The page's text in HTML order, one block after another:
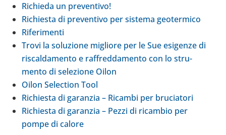
Richieda un pre­ven­tivo!
Richie­sta di pre­ven­tivo per sistema geo­ter­mico
Rife­ri­menti
Trovi la solu­zione migliore per le Sue esi­genze di
riscal­da­mento e raf­fred­da­mento con lo stru­
mento di sele­zione Oilon
Oilon Selec­tion Tool
Richie­sta di garan­zia – Ricambi per bru­cia­tori
Richie­sta di garan­zia – Pezzi di ricam­bio per
pompe di calore